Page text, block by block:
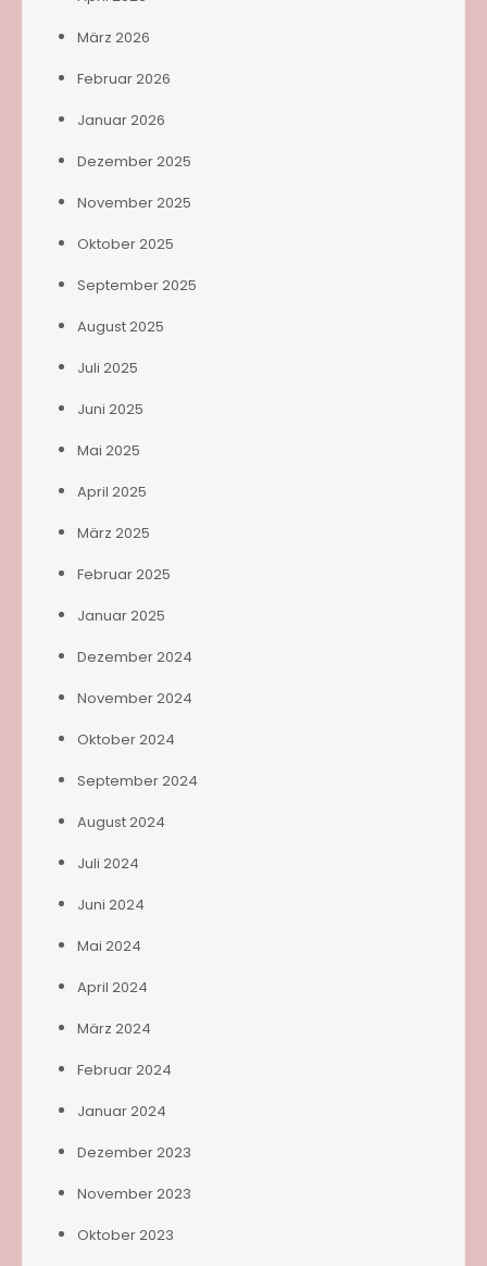
März 2026
Februar 2026
Januar 2026
Dezember 2025
November 2025
Oktober 2025
September 2025
August 2025
Juli 2025
Juni 2025
Mai 2025
April 2025
März 2025
Februar 2025
Januar 2025
Dezember 2024
November 2024
Oktober 2024
September 2024
August 2024
Juli 2024
Juni 2024
Mai 2024
April 2024
März 2024
Februar 2024
Januar 2024
Dezember 2023
November 2023
Oktober 2023